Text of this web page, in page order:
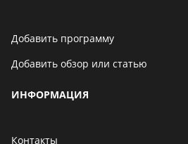
Добавить программу
Добавить обзор или статью
ИНФОРМАЦИЯ
Контакты